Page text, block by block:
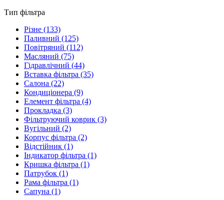
Тип фільтра
Різне (133)
Паливний (125)
Повітряний (112)
Масляний (75)
Гідравлічний (44)
Вставка фільтра (35)
Салона (22)
Кондиціонера (9)
Елемент фільтра (4)
Прокладка (3)
Фільтруючий коврик (3)
Вугільний (2)
Корпус фільтра (2)
Відстійник (1)
Індикатор фільтра (1)
Кришка фільтра (1)
Патрубок (1)
Рама фільтра (1)
Сапуна (1)